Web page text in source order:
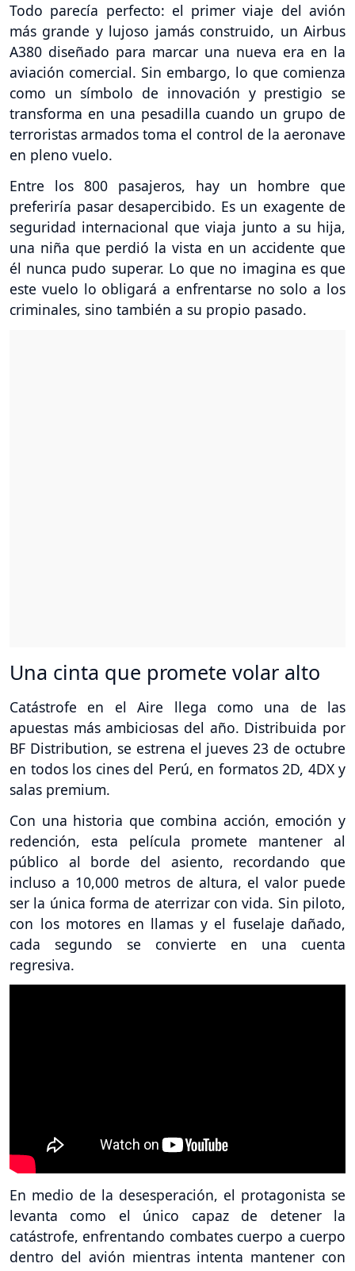
Todo parecía perfecto: el primer viaje del avión
más grande y lujoso jamás construido, un Airbus
A380 diseñado para marcar una nueva era en la
aviación comercial. Sin embargo, lo que comienza
como un símbolo de innovación y prestigio se
transforma en una pesadilla cuando un grupo de
terroristas armados toma el control de la aeronave
en pleno vuelo.
Entre los 800 pasajeros, hay un hombre que
preferiría pasar desapercibido. Es un exagente de
seguridad internacional que viaja junto a su hija,
una niña que perdió la vista en un accidente que
él nunca pudo superar. Lo que no imagina es que
este vuelo lo obligará a enfrentarse no solo a los
criminales, sino también a su propio pasado.
Una cinta que promete volar alto
Catástrofe en el Aire llega como una de las
apuestas más ambiciosas del año. Distribuida por
BF Distribution, se estrena el jueves 23 de octubre
en todos los cines del Perú, en formatos 2D, 4DX y
salas premium.
Con una historia que combina acción, emoción y
redención, esta película promete mantener al
público al borde del asiento, recordando que
incluso a 10,000 metros de altura, el valor puede
ser la única forma de aterrizar con vida. Sin piloto,
con los motores en llamas y el fuselaje dañado,
cada segundo se convierte en una cuenta
regresiva.
En medio de la desesperación, el protagonista se
levanta como el único capaz de detener la
catástrofe, enfrentando combates cuerpo a cuerpo
dentro del avión mientras intenta mantener con